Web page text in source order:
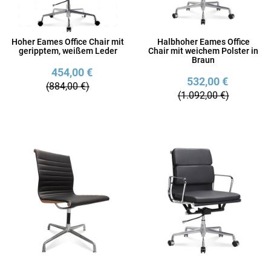
Hoher Eames Office Chair mit
geripptem, weißem Leder
454,00 €
(884,00 €)
Halbhoher Eames Office
Chair mit weichem Polster in
Braun
532,00 €
(1.092,00 €)